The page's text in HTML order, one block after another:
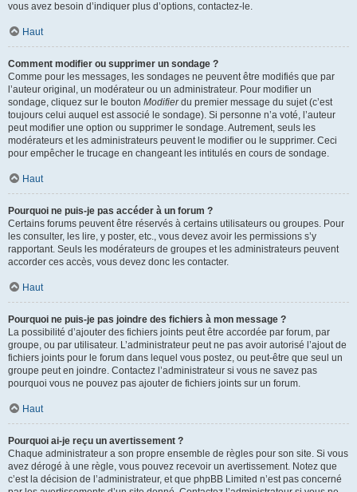
vous avez besoin d’indiquer plus d’options, contactez-le.
Haut
Comment modifier ou supprimer un sondage ?
Comme pour les messages, les sondages ne peuvent être modifiés que par
l’auteur original, un modérateur ou un administrateur. Pour modifier un
sondage, cliquez sur le bouton Modifierdu premier message du sujet (c’est
toujours celui auquel est associé le sondage). Si personne n’a voté, l’auteur
peut modifier une option ou supprimer le sondage. Autrement, seuls les
modérateurs et les administrateurs peuvent le modifier ou le supprimer. Ceci
pour empêcher le trucage en changeant les intitulés en cours de sondage.
Haut
Pourquoi ne puis-je pas accéder à un forum ?
Certains forums peuvent être réservés à certains utilisateurs ou groupes. Pour
les consulter, les lire, y poster, etc., vous devez avoir les permissions s’y
rapportant. Seuls les modérateurs de groupes et les administrateurs peuvent
accorder ces accès, vous devez donc les contacter.
Haut
Pourquoi ne puis-je pas joindre des fichiers à mon message ?
La possibilité d’ajouter des fichiers joints peut être accordée par forum, par
groupe, ou par utilisateur. L’administrateur peut ne pas avoir autorisé l’ajout de
fichiers joints pour le forum dans lequel vous postez, ou peut-être que seul un
groupe peut en joindre. Contactez l’administrateur si vous ne savez pas
pourquoi vous ne pouvez pas ajouter de fichiers joints sur un forum.
Haut
Pourquoi ai-je reçu un avertissement ?
Chaque administrateur a son propre ensemble de règles pour son site. Si vous
avez dérogé à une règle, vous pouvez recevoir un avertissement. Notez que
c’est la décision de l’administrateur, et que phpBB Limited n’est pas concerné